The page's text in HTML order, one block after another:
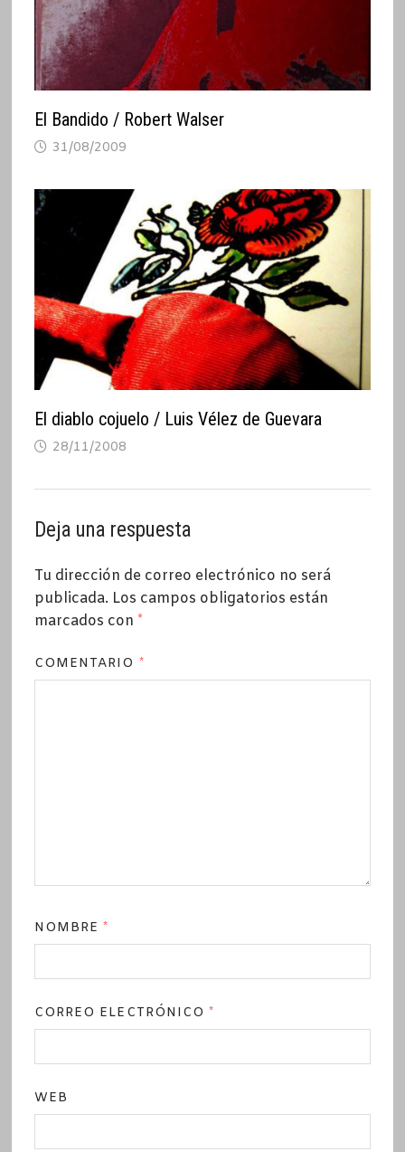
El Bandido / Robert Walser
31/08/2009
El diablo cojuelo / Luis Vélez de Guevara
28/11/2008
Deja una respuesta
Tu dirección de correo electrónico no será
publicada. Los campos obligatorios están
marcados con *
COMENTARIO *
NOMBRE*
CORREO ELECTRÓNICO*
WEB